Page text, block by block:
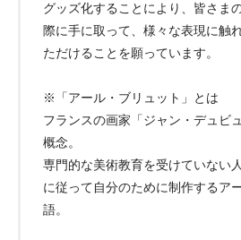
グッズ化することにより、皆さま
際に手に取って、様々な表現に触
ただけることを願っています。
※「アール・ブリュット」とは
フランスの画家「ジャン・デュビ
概念。
専門的な美術教育を受けていない
に従って自分のために制作するア
語。